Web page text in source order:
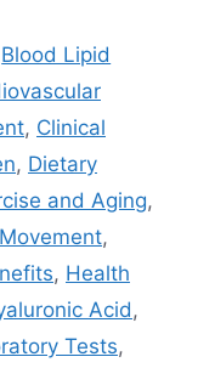
Blood Lipid
, Clinical
, Dietary
and Aging,
,
, Health
Acid,
Tests,